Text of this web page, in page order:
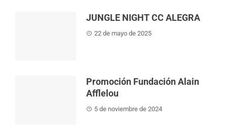
JUNGLE NIGHT CC ALEGRA
22 de mayo de 2025
Promoción Fundación Alain
Afflelou
5 de noviembre de 2024